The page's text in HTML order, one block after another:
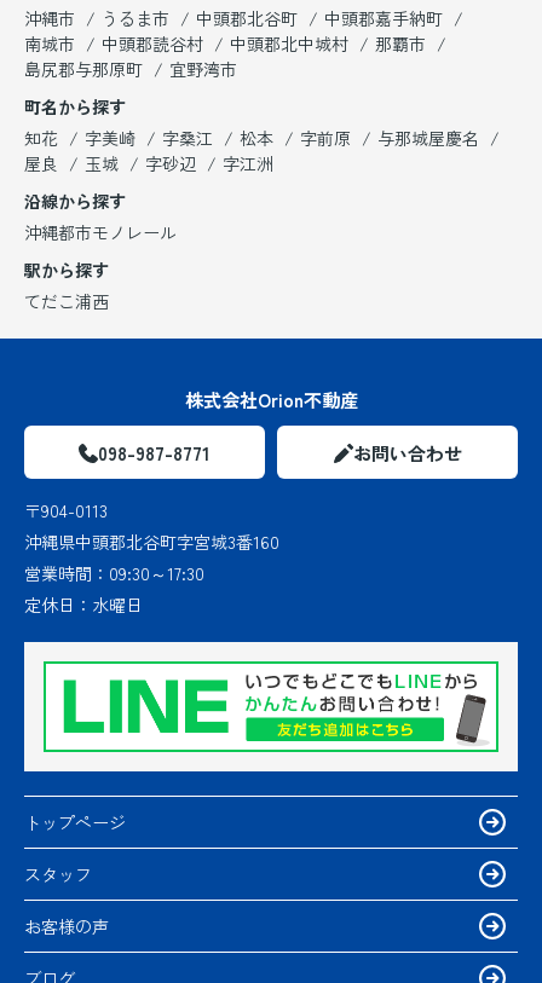
沖縄市
うるま市 中頭郡北谷町
中頭郡嘉手納町
南城市
中頭郡読谷村 中頭郡北中城村
那覇市
島尻郡与那原町
宜野湾市
町名から探す
知花
字美崎 字桑江 松本 字前原
与那城屋慶名
屋良
玉城 字砂辺
字江洲
沿線から探す
沖縄都市モノレール
駅から探す
てだこ浦西
株式会社Orion不動産
098-987-8771 お問い合わせ
〒904-0113
沖縄県中頭郡北谷町字宮城3番160
営業時間： 09:30～17:30
定休日： 水曜日
トップページ
スタッフ
お客様の声
ブログ